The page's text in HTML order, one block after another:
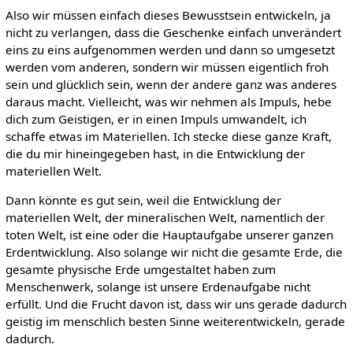
Also wir müssen einfach dieses Bewusstsein entwickeln, ja
nicht zu verlangen, dass die Geschenke einfach unverändert
eins zu eins aufgenommen werden und dann so umgesetzt
werden vom anderen, sondern wir müssen eigentlich froh
sein und glücklich sein, wenn der andere ganz was anderes
daraus macht. Vielleicht, was wir nehmen als Impuls, hebe
dich zum Geistigen, er in einen Impuls umwandelt, ich
schaffe etwas im Materiellen. Ich stecke diese ganze Kraft,
die du mir hineingegeben hast, in die Entwicklung der
materiellen Welt.
Dann könnte es gut sein, weil die Entwicklung der
materiellen Welt, der mineralischen Welt, namentlich der
toten Welt, ist eine oder die Hauptaufgabe unserer ganzen
Erdentwicklung. Also solange wir nicht die gesamte Erde, die
gesamte physische Erde umgestaltet haben zum
Menschenwerk, solange ist unsere Erdenaufgabe nicht
erfüllt. Und die Frucht davon ist, dass wir uns gerade dadurch
geistig im menschlich besten Sinne weiterentwickeln, gerade
dadurch.